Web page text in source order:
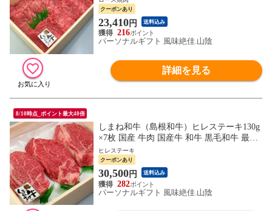
クーポンあり
23,410円 送料込み
216
パーソナルギフト 風味絶佳.山陰
詳細を見る
8/10時点_ポイント最大40倍
しまね和牛（島根和牛）ヒレステーキ130g
×7枚 国産 牛肉 国産牛 和牛 黒毛和牛 最高
級 特選 厳選 送料無料（北海道・沖縄を除
く）
ヒレステーキ
クーポンあり
30,500円 送料込み
282
パーソナルギフト 風味絶佳.山陰